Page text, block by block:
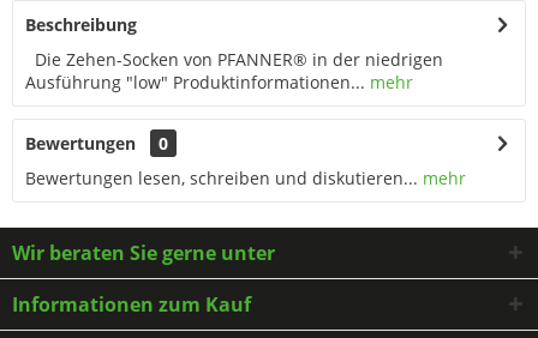
Beschreibung
Die Zehen-Socken von PFANNER® in der niedrigen
Ausführung "low" Produktinformationen... mehr
Bewertungen
0
Bewertungen lesen, schreiben und diskutieren... mehr
Wir beraten Sie gerne unter
Informationen zum Kauf